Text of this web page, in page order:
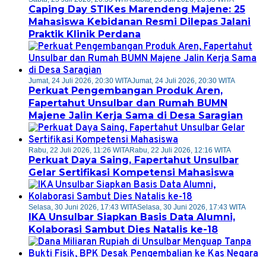
Caping Day STIKes Marendeng Majene: 25
Mahasiswa Kebidanan Resmi Dilepas Jalani
Praktik Klinik Perdana
Jumat, 24 Juli 2026, 20:30 WITAJumat, 24 Juli 2026, 20:30 WITA
Perkuat Pengembangan Produk Aren,
Fapertahut Unsulbar dan Rumah BUMN
Majene Jalin Kerja Sama di Desa Saragian
Rabu, 22 Juli 2026, 11:26 WITARabu, 22 Juli 2026, 12:16 WITA
Perkuat Daya Saing, Fapertahut Unsulbar
Gelar Sertifikasi Kompetensi Mahasiswa
Selasa, 30 Juni 2026, 17:43 WITASelasa, 30 Juni 2026, 17:43 WITA
IKA Unsulbar Siapkan Basis Data Alumni,
Kolaborasi Sambut Dies Natalis ke-18